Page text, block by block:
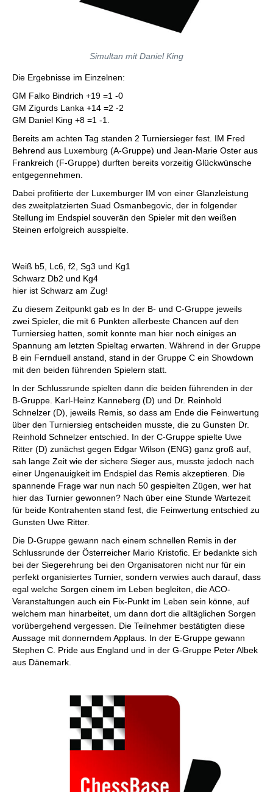
Simultan mit Daniel King
Die Ergebnisse im Einzelnen:
GM Falko Bindrich +19 =1 -0
GM Zigurds Lanka +14 =2 -2
GM Daniel King +8 =1 -1.
Bereits am achten Tag standen 2 Turniersieger fest. IM Fred
Behrend aus Luxemburg (A-Gruppe) und Jean-Marie Oster aus
Frankreich (F-Gruppe) durften bereits vorzeitig Glückwünsche
entgegennehmen.
Dabei profitierte der Luxemburger IM von einer Glanzleistung
des zweitplatzierten Suad Osmanbegovic, der in folgender
Stellung im Endspiel souverän den Spieler mit den weißen
Steinen erfolgreich ausspielte.
Weiß b5, Lc6, f2, Sg3 und Kg1
Schwarz Db2 und Kg4
hier ist Schwarz am Zug!
Zu diesem Zeitpunkt gab es In der B- und C-Gruppe jeweils
zwei Spieler, die mit 6 Punkten allerbeste Chancen auf den
Turniersieg hatten, somit konnte man hier noch einiges an
Spannung am letzten Spieltag erwarten. Während in der Gruppe
B ein Fernduell anstand, stand in der Gruppe C ein Showdown
mit den beiden führenden Spielern statt.
In der Schlussrunde spielten dann die beiden führenden in der
B-Gruppe. Karl-Heinz Kanneberg (D) und Dr. Reinhold
Schnelzer (D), jeweils Remis, so dass am Ende die Feinwertung
über den Turniersieg entscheiden musste, die zu Gunsten Dr.
Reinhold Schnelzer entschied. In der C-Gruppe spielte Uwe
Ritter (D) zunächst gegen Edgar Wilson (ENG) ganz groß auf,
sah lange Zeit wie der sichere Sieger aus, musste jedoch nach
einer Ungenauigkeit im Endspiel das Remis akzeptieren. Die
spannende Frage war nun nach 50 gespielten Zügen, wer hat
hier das Turnier gewonnen? Nach über eine Stunde Wartezeit
für beide Kontrahenten stand fest, die Feinwertung entschied zu
Gunsten Uwe Ritter.
Die D-Gruppe gewann nach einem schnellen Remis in der
Schlussrunde der Österreicher Mario Kristofic. Er bedankte sich
bei der Siegerehrung bei den Organisatoren nicht nur für ein
perfekt organisiertes Turnier, sondern verwies auch darauf, dass
egal welche Sorgen einem im Leben begleiten, die ACO-
Veranstaltungen auch ein Fix-Punkt im Leben sein könne, auf
welchem man hinarbeitet, um dann dort die alltäglichen Sorgen
vorübergehend vergessen. Die Teilnehmer bestätigten diese
Aussage mit donnerndem Applaus. In der E-Gruppe gewann
Stephen C. Pride aus England und in der G-Gruppe Peter Albek
aus Dänemark.